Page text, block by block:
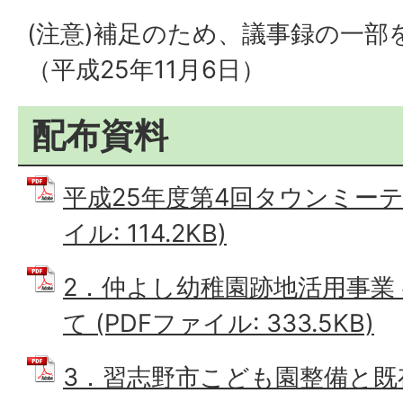
(注意)補足のため、議事録の一部
（平成25年11月6日）
配布資料
平成25年度第4回タウンミー
イル: 114.2KB)
2．仲よし幼稚園跡地活用事
て (PDFファイル: 333.5KB)
3．習志野市こども園整備と